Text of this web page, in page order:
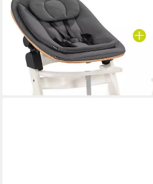
Hochstuhl Beta Plus Newborn Set
Geburt mit Neugeborenensufsatz,
264,90 € UVP299,90 €
-12%
lieferbar - in 3-4 Werktagen bei dir